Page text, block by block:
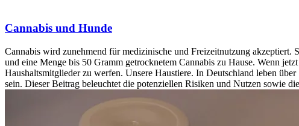
Cannabis und Hunde
Cannabis wird zunehmend für medizinische und Freizeitnutzung
und eine Menge bis 50 Gramm getrocknetem Cannabis zu Hause. Wenn
Haushaltsmitglieder zu werfen. Unsere Haustiere. In Deutschland leben
sein. Dieser Beitrag beleuchtet die potenziellen Risiken und Nutzen sowie